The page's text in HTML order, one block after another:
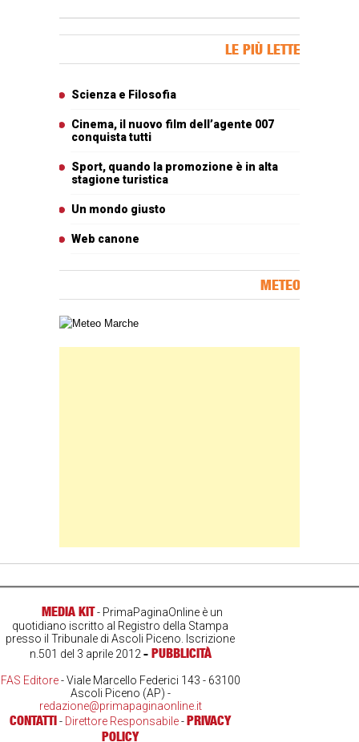
LE PIÙ LETTE
Scienza e Filosofia
Cinema, il nuovo film dell’agente 007
conquista tutti
Sport, quando la promozione è in alta
stagione turistica
Un mondo giusto
Web canone
METEO
Carta meteorologica delle Marche
MEDIA KIT- PrimaPaginaOnline è un
quotidiano iscritto al Registro della Stampa
presso il Tribunale di Ascoli Piceno. Iscrizione
n.501 del 3 aprile 2012- PUBBLICITÀ
FAS Editore- Viale Marcello Federici 143 - 63100
Ascoli Piceno (AP) -
redazione@primapaginaonline.it
CONTATTI- Direttore Responsabile-PRIVACY
POLICY